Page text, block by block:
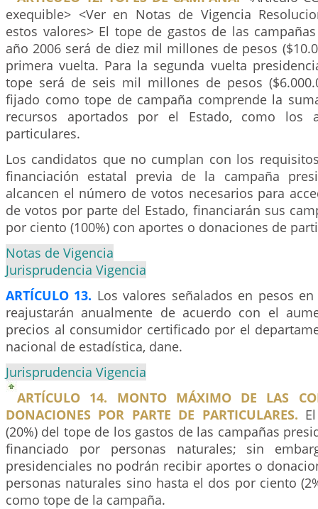
exequible> <Ver en Notas de Vigencia
estos valores> El tope de gastos de las
año 2006 será de diez mil millones de pesos
primera vuelta. Para la segunda vuelta
tope será de seis mil millones de pesos
fijado como tope de campaña comprende la
recursos aportados por el Estado, como los
particulares.
Los candidatos que no cumplan con los
financiación estatal previa de la campaña
alcancen el número de votos necesarios para
de votos por parte del Estado, financiarán sus
por ciento (100%) con aportes o donaciones de
Notas de Vigencia
Jurisprudencia Vigencia
ARTÍCULO 13. Los valores señalados en pesos
reajustarán anualmente de acuerdo con el
precios al consumidor certificado por el
nacional de estadística, dane.
Jurisprudencia Vigencia
ARTÍCULO 14. MONTO MÁXIMO DE LAS
DONACIONES POR PARTE DE PARTICULARES.
(20%) del tope de los gastos de las campañas
financiado por personas naturales; sin
presidenciales no podrán recibir aportes o
personas naturales sino hasta el dos por ciento
como tope de la campaña.